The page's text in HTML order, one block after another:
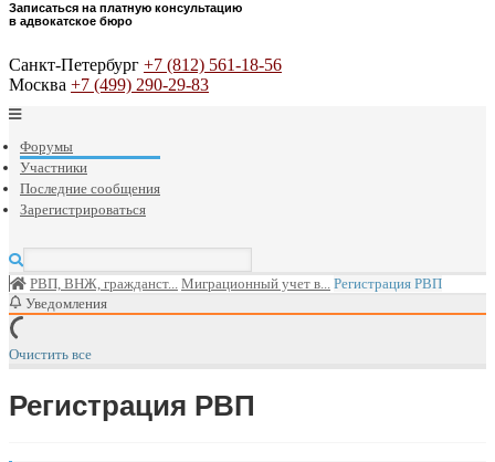
Записаться на платную консультацию
в адвокатское бюро
Санкт-Петербург +7 (812) 561-18-56
Москва +7 (499) 290-29-83
Форумы
Участники
Последние сообщения
Зарегистрироваться
РВП, ВНЖ, гражданст... Миграционный учет в... Регистрация РВП
Уведомления
Очистить все
Регистрация РВП